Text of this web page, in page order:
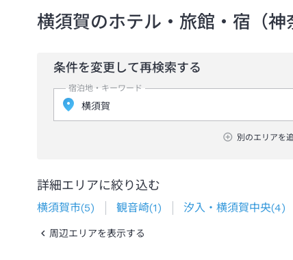
横須賀のホテル・旅館・宿（
条件を変更して再検索する
宿泊地・キーワード
別のエリアを
詳細エリアに絞り込む
横須賀市(5) 観音崎(1) 汐入・横須賀中央(4)
周辺エリアを表示する